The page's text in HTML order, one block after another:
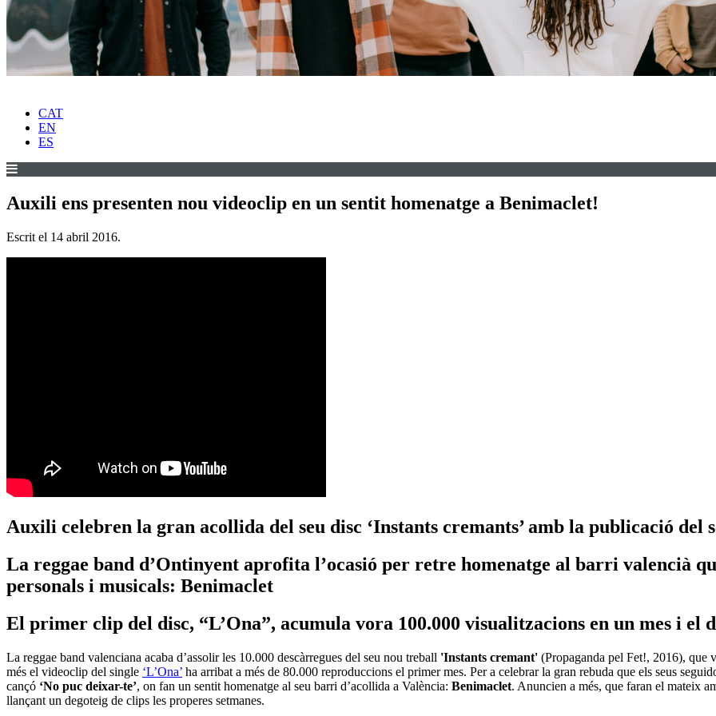
CAT
EN
ES
Auxili ens presenten nou videoclip en un sentit homenatge a Benimaclet!
Escrit el 14 abril 2016.
Auxili celebren la gran acollida del seu disc ‘Instants cremants’ amb la publicació del
La reggae band d’Ontinyent aprofita l’ocasió per retre homenatge al barri valencià
personals i musicals: Benimaclet
El primer clip del disc, “L’Ona”, acumula vora 100.000 visualitzacions en un mes i el
La reggae band valenciana acaba d’assolir les 10.000 descàrregues del seu nou treball 'Instants cremant' (Propaganda pel Fet!, 2016), que
més el videoclip del single ‘L’Ona’ ha arribat a més de 80.000 reproduccions el primer mes. Per a celebrar la gran rebuda que els seus
cançó ‘No puc deixar­-te’, on fan un sentit homenatge al seu barri d’acollida a València: Benimaclet. Anuncien a més, que faran el mateix
llançant un degoteig de clips les properes setmanes.